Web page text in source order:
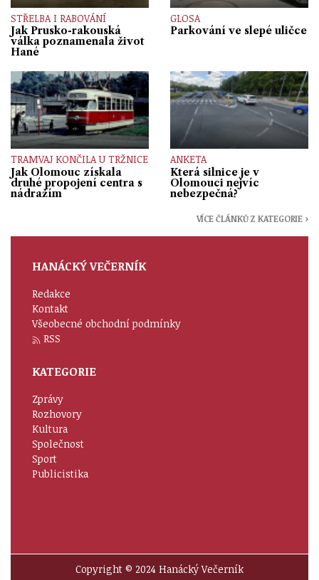
STŘELBA I RABOVÁNÍ
Jak Prusko-rakouská
válka poznamenala život
Hané
GLOSA
Parkování ve slepé uličce
TRAMVAJ KONČILA U TRŽNICE
Jak Olomouc získala
druhé propojení centra s
nádražím
ANKETA
Která silnice je v
Olomouci nejvíc
nebezpečná?
VÍCE ČLÁNKŮ Z KATEGORIE ›
HANÁCKÝ VEČERNÍK
Redakce
Kontakt
Všeobecné obchodní podmínky
RSS
KATEGORIE
Zprávy
Rozhovory
Kultura
Společnost
Sport
Publicistika
Copyright © 2024 Hanácký Večerník